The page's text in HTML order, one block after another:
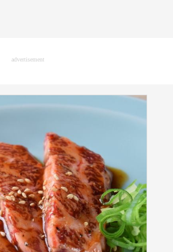
advertisement